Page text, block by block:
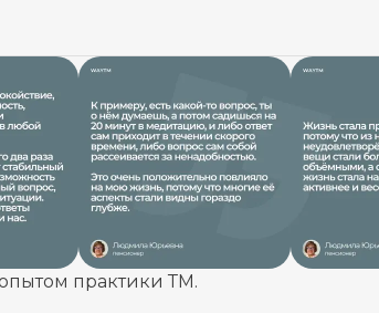
практики ТМ.